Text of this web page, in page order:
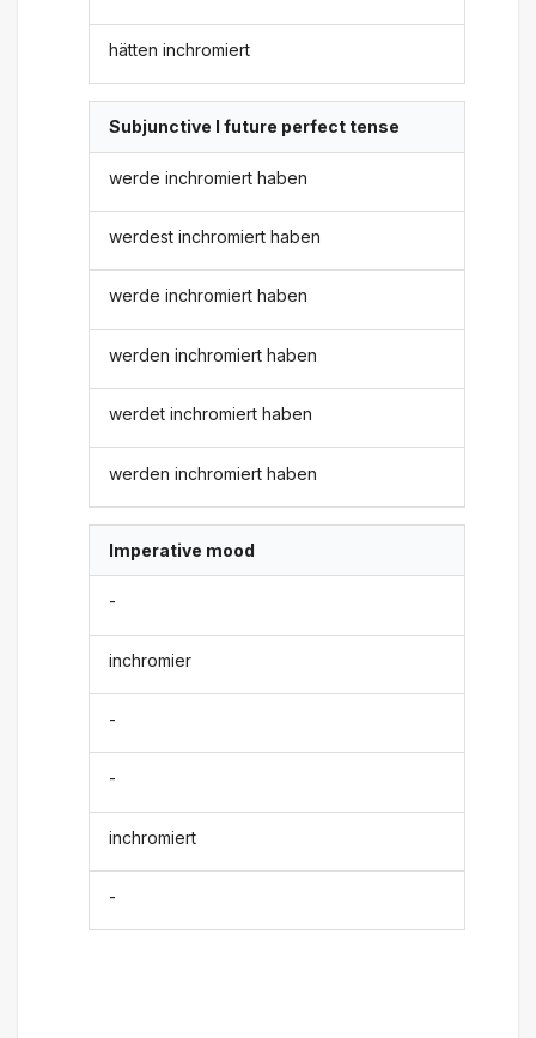
hätten inchromiert
Subjunctive I future perfect tense
werde inchromiert haben
werdest inchromiert haben
werde inchromiert haben
werden inchromiert haben
werdet inchromiert haben
werden inchromiert haben
Imperative mood
-
inchromier
-
-
inchromiert
-